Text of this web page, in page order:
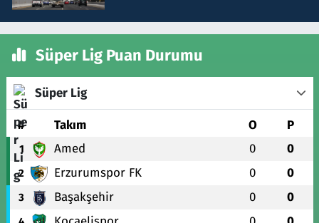
Süper Lig Puan Durumu
Süper Lig
# Takım O P
1 Amed 0 0
2 Erzurumspor FK 0 0
3 Başakşehir 0 0